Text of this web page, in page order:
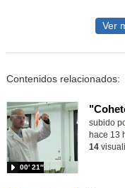
Ver
Contenidos relacionados:
subido
00′ 21″
hace 13
14